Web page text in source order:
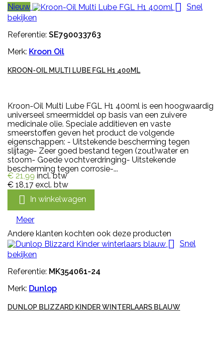
Nieuw
 Snel
bekijken
Referentie: SE790033763
Merk: Kroon Oil
KROON-OIL MULTI LUBE FGL H1 400ML
Kroon-Oil Multi Lube FGL H1 400ml is een hoogwaardig
universeel smeermiddel op basis van een zuivere
medicinale olie. Speciale additieven en vaste
smeerstoffen geven het product de volgende
eigenschappen: - Uitstekende bescherming tegen
slijtage- Zeer goed bestand tegen (zout)water en
stoom- Goede vochtverdringing- Uitstekende
bescherming tegen corrosie-...
€ 21,99 incl. btw
€ 18,17 excl. btw
 In winkelwagen
Meer
Andere klanten kochten ook deze producten
 Snel
bekijken
Referentie: MK354061-24
Merk: Dunlop
DUNLOP BLIZZARD KINDER WINTERLAARS BLAUW